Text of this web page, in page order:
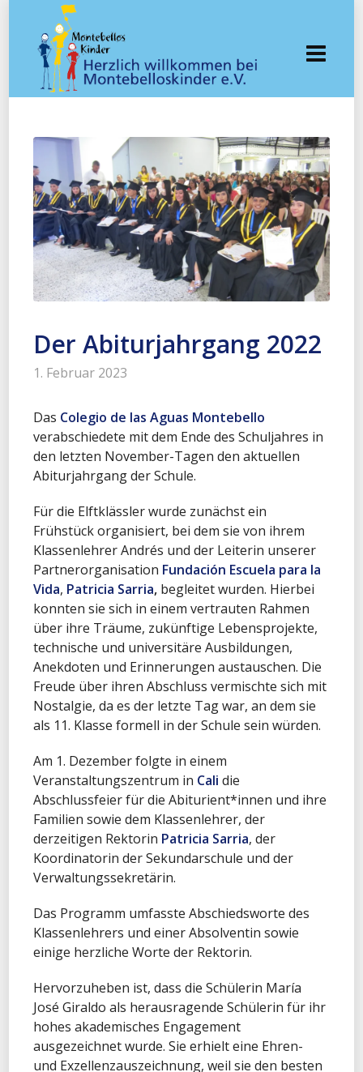
Der Abiturjahrgang 2022
1. Februar 2023
Das Colegio de las Aguas Montebello
verabschiedete mit dem Ende des Schuljahres in
den letzten November-Tagen den aktuellen
Abiturjahrgang der Schule.
Für die Elftklässler wurde zunächst ein
Frühstück organisiert, bei dem sie von ihrem
Klassenlehrer Andrés und der Leiterin unserer
Partnerorganisation Fundación Escuela para la
Vida, Patricia Sarria, begleitet wurden. Hierbei
konnten sie sich in einem vertrauten Rahmen
über ihre Träume, zukünftige Lebensprojekte,
technische und universitäre Ausbildungen,
Anekdoten und Erinnerungen austauschen. Die
Freude über ihren Abschluss vermischte sich mit
Nostalgie, da es der letzte Tag war, an dem sie
als 11. Klasse formell in der Schule sein würden.
Am 1. Dezember folgte in einem
Veranstaltungszentrum in Cali die
Abschlussfeier für die Abiturient*innen und ihre
Familien sowie dem Klassenlehrer, der
derzeitigen Rektorin Patricia Sarria, der
Koordinatorin der Sekundarschule und der
Verwaltungssekretärin.
Das Programm umfasste Abschiedsworte des
Klassenlehrers und einer Absolventin sowie
einige herzliche Worte der Rektorin.
Hervorzuheben ist, dass die Schülerin María
José Giraldo als herausragende Schülerin für ihr
hohes akademisches Engagement
ausgezeichnet wurde. Sie erhielt eine Ehren-
und Exzellenzauszeichnung, weil sie den besten